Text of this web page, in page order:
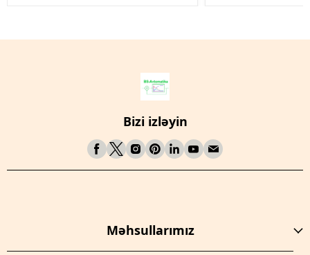
Bizi izləyin
Məhsullarımız